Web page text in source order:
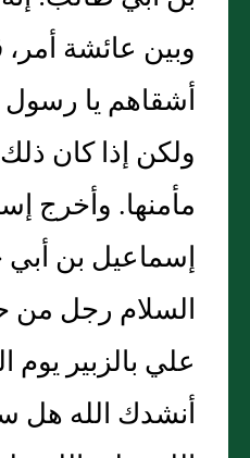
وبين عائشة أمر،
أشقاهم يا رسول
ولكن إذا كان
مأمنها. وأخرج
إسماعيل بن
السلام رجل من
علي بالزبير
أنشدك الله